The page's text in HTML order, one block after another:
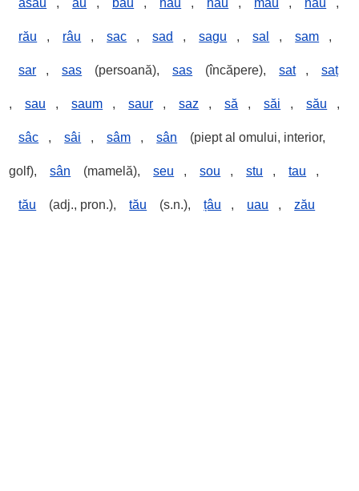
asău
, au , bau , hau , hău , mau , nau ,
rău , râu , sac , sad , sagu , sal , sam ,
sar , sas (persoană), sas (încăpere), sat , saț
, sau , saum , saur , saz , să , săi , său ,
sâc , sâi , sâm , sân (piept al omului, interior,
golf), sân (mamelă), seu , sou , stu , tau ,
tău (adj., pron.), tău (s.n.), țâu , uau , zău